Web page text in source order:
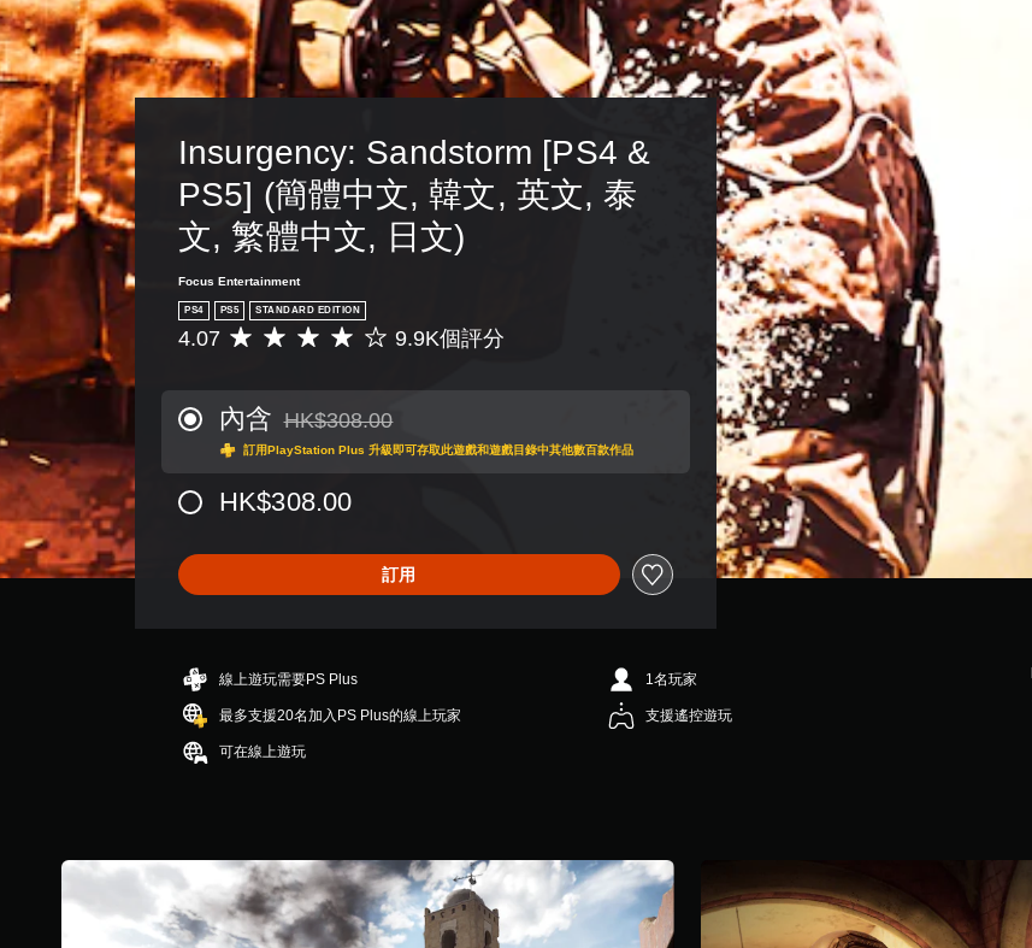
Insurgency: Sandstorm [PS4 &
PS5] (簡體中文, 韓文, 英文, 泰
文, 繁體中文, 日文)
Focus Entertainment
PS4 PS5 STANDARD EDITION
平
分
為
.
0
星
（
顆
星
）
，
K
則
評
分
4.07 9.9K個評分
內含 折扣前原價為HK$308.00
HK$308.00
訂用PlayStation Plus 升級即可存取此遊戲和遊戲目錄中其他數百款作品
HK$308.00
訂用
線上遊玩需要PS Plus
最多支援20名加入PS Plus的線上玩家
可在線上遊玩
1名玩家
支援遙控遊玩